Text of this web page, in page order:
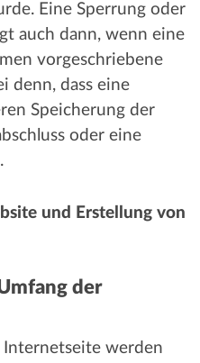
Eine Sperrung oder
auch dann, wenn eine
vorgeschriebene
denn, dass eine
Speicherung der
oder eine
und Erstellung von
der
werden